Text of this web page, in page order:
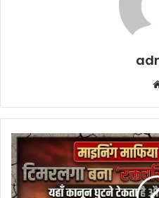
Illegal
Limestone
Syndicate
Timarlaga